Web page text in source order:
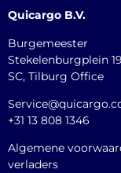
Quicargo B.V.
Burgemeester
Stekelenburgplein
SC, Tilburg Office
+31 13 808 1346
Algemene
verladers